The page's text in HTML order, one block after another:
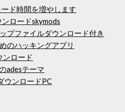
ド時間を増やします
ロードskymods
プファイルダウンロード付き
のハッキングアプリ
ンロード
adesテーマ
ウンロードPC